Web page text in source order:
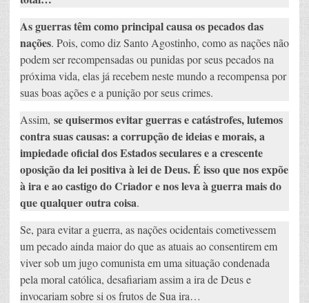
As guerras têm como principal causa os pecados das
nações. Pois, como diz Santo Agostinho, como as nações não
podem ser recompensadas ou punidas por seus pecados na
próxima vida, elas já recebem neste mundo a recompensa por
suas boas ações e a punição por seus crimes.
Assim, se quisermos evitar guerras e catástrofes, lutemos
contra suas causas: a corrupção de ideias e morais, a
impiedade oficial dos Estados seculares e a crescente
oposição da lei positiva à lei de Deus. É isso que nos expõe
à ira e ao castigo do Criador e nos leva à guerra mais do
que qualquer outra coisa.
Se, para evitar a guerra, as nações ocidentais cometivessem
um pecado ainda maior do que as atuais ao consentirem em
viver sob um jugo comunista em uma situação condenada
pela moral católica, desafiariam assim a ira de Deus e
invocariam sobre si os frutos de Sua ira…